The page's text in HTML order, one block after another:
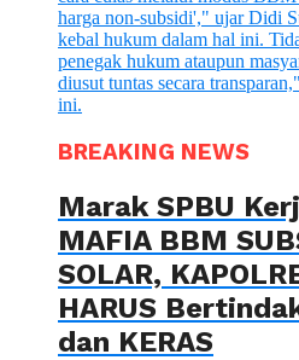
BREAKING NEWS
Marak SPBU
MAFIA BBM
SOLAR,
HARUS
dan KERAS